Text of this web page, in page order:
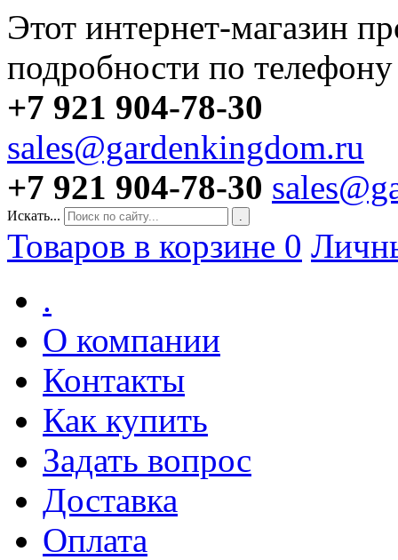
Этот интернет-магазин
подробности по телефону
+7 921 904-78-30
sales@gardenkingdom.ru
+7 921 904-78-30
Искать... .
Товаров в корзине 0
.
О компании
Контакты
Как купить
Задать вопрос
Доставка
Оплата